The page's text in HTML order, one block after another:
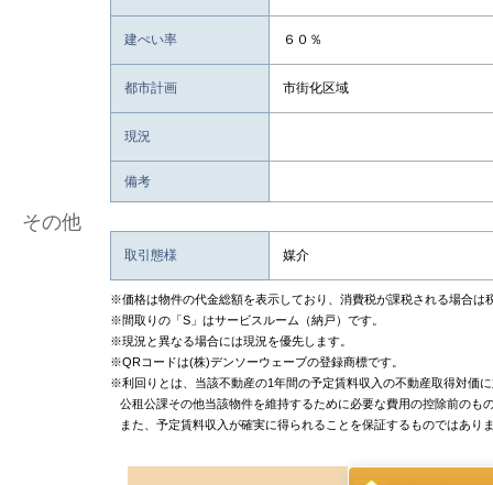
建ぺい率 ６０％
都市計画 市街化区域
現況
備考
その他
取引態様 媒介
※価格は物件の代金総額を表示しており、消費税が課税される場合は
※間取りの「S」はサービスルーム（納戸）です。
※現況と異なる場合には現況を優先します。
※QRコードは(株)デンソーウェーブの登録商標です。
※利回りとは、当該不動産の1年間の予定賃料収入の不動産取得対価
公租公課その他当該物件を維持するために必要な費用の控除前のも
また、予定賃料収入が確実に得られることを保証するものではあり